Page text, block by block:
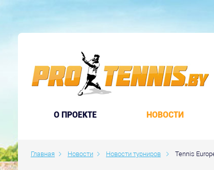
O ПРОЕКТЕ НОВОСТИ
Главная Новости Новости турниров Tennis